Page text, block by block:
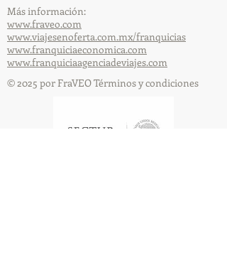
Más información:
www.fraveo.com
www.viajesenoferta.com.mx/franquicias
www.franquiciaeconomica.com
www.franquiciaagenciadeviajes.com
© 2025 por FraVEO Términos y condiciones